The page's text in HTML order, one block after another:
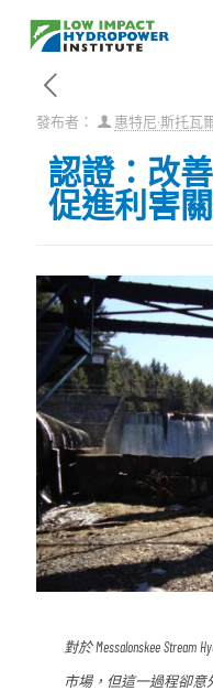
發布者： 惠特尼·斯托瓦
認證：改
促進利害
對於 Messalonskee
市場，但這一過程卻